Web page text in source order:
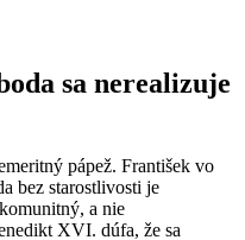
sa nerealizuje
pápež. František vo
bez starostlivosti je
a nie
XVI. dúfa, že sa